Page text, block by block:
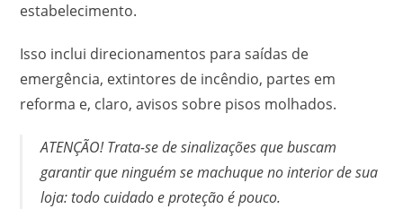
estabelecimento.
Isso inclui direcionamentos para saídas de
emergência, extintores de incêndio, partes em
reforma e, claro, avisos sobre pisos molhados.
ATENÇÃO! Trata-se de sinalizações que buscam
garantir que ninguém se machuque no interior de sua
loja: todo cuidado e proteção é pouco.